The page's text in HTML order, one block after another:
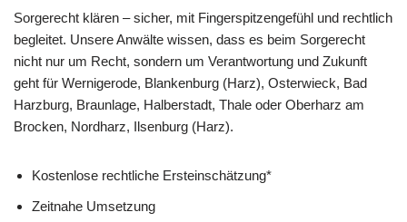
Sorgerecht klären – sicher, mit Fingerspitzengefühl und rechtlich
begleitet. Unsere Anwälte wissen, dass es beim Sorgerecht
nicht nur um Recht, sondern um Verantwortung und Zukunft
geht für Wernigerode, Blankenburg (Harz), Osterwieck, Bad
Harzburg, Braunlage, Halberstadt, Thale oder Oberharz am
Brocken, Nordharz, Ilsenburg (Harz).
Kostenlose rechtliche Ersteinschätzung*
Zeitnahe Umsetzung